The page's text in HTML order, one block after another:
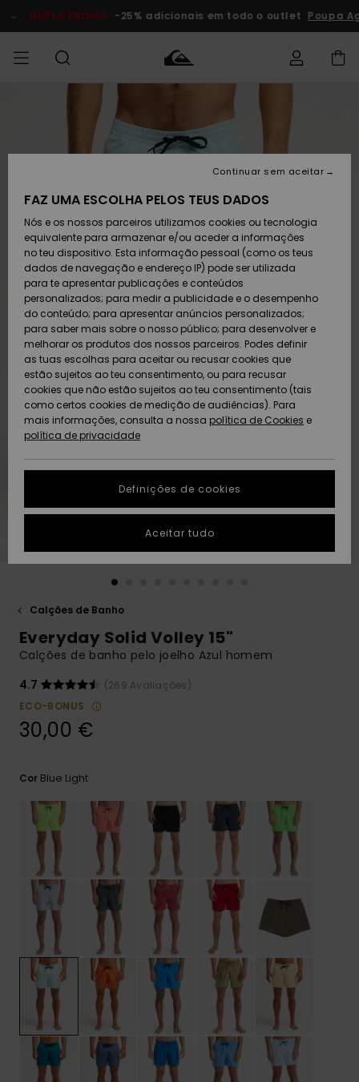
do
DUPLA PROMO -25% adicionais em todo o outlet Poupa
Calçado e
chinelos
Surfe/água
Snow
Artigos
recém-
chegados
Coleções
MENINO
Calçado e
chinelos
Surfe/água
Neve
Artigos
recém-
chegados
Highlights
MULHER
chegados
Highlights
Snow
SURF
Homem
Crianças
Highlights
Community
SNOW
Neve
Homem
Artigos
Criança
Snow Shop
Feminino
Highlights
Community
DUPLA
PROMO
Homem
Criança
Outlet
Mulher
AJUDA
Devoluções
Pagamento
Cartão
presente
Quiksilver
Freedom
Protecção de
dados
Guia de
tamanhos
conversa para
obteres a
resposta mais
conversa
Encontra
respostas
para as
Consultar
as FAQ
SUSTAINABILITY
PRESENTE
DESEJO
Calções de Banho
Everyday Solid Volley 15"
Calções de banho pelo joelho Azul homem
4.7
(269 Avaliações)
ECO-BONUS
30,00 €
Cor Blue Light
FAZ UMA ESCOLHA PELOS TEUS DADOS
Nós e os nossos parceiros utilizamos cookies ou tecnologia
equivalente para armazenar e/ou aceder a informações
no teu dispositivo. Esta informação pessoal (como os teus
dados de navegação e endereço IP) pode ser utilizada
para te apresentar publicações e conteúdos
personalizados; para medir a publicidade e o desempenho
do conteúdo; para apresentar anúncios personalizados;
para saber mais sobre o nosso público; para desenvolver e
melhorar os produtos dos nossos parceiros. Podes definir
as tuas escolhas para aceitar ou recusar cookies que
estão sujeitos ao teu consentimento, ou para recusar
cookies que não estão sujeitos ao teu consentimento (tais
como certos cookies de medição de audiências). Para
mais informações, consulta a nossa política de Cookies e
política de privacidade
Definições de cookies
Continuar sem aceitar
Aceitar tudo